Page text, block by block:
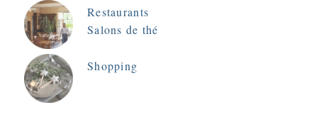
Restaurants
Salons de thé
Shopping